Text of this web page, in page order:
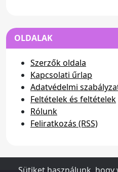
OLDALAK
Szerzők oldala
Kapcsolati űrlap
Adatvédelmi
Feltételek és feltételek
Rólunk
Feliratkozás (RSS)